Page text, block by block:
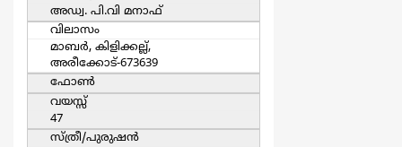
അഡ്വ. പി.വി മനാഫ്
വിലാസം
മാബര്‍, കിളിക്കല്ല്,
അരീക്കോട്-673639
ഫോൺ
വയസ്സ്
47
സ്ത്രീ/പുരുഷന്‍